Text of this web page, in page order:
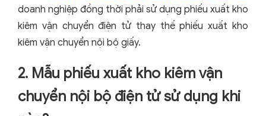
doanh nghiệp đồng thời phải sử dụng phiếu xuất kho
kiêm vận chuyển điện tử thay thế phiếu xuất kho
kiêm vận chuyển nội bộ giấy.
2. Mẫu phiếu xuất kho kiêm vận
chuyển nội bộ điện tử sử dụng khi